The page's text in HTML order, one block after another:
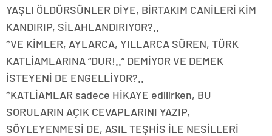
YAŞLI ÖLDÜRSÜNLER DİYE, BİRTAKIM CANİLERİ KİM
KANDIRIP, SİLAHLANDIRIYOR?..
*VE KİMLER, AYLARCA, YILLARCA SÜREN, TÜRK
KATLİAMLARINA “DUR!..” DEMİYOR VE DEMEK
İSTEYENİ DE ENGELLİYOR?..
*KATLİAMLAR sadece HİKAYE edilirken, BU
SORULARIN AÇIK CEVAPLARINI YAZIP,
SÖYLEYENMESİ DE, ASIL TEŞHİS İLE NESİLLERİ